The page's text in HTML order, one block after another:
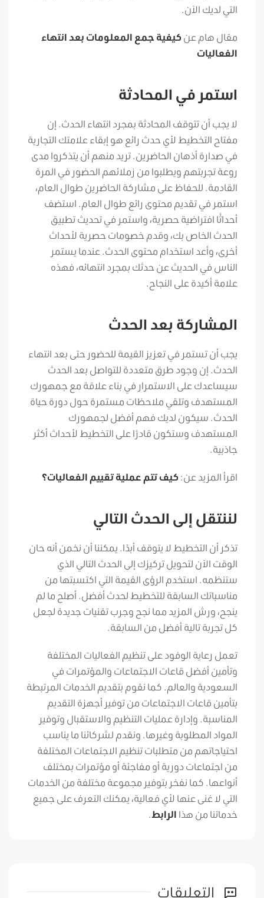
التي لديك الآن.
مقال هام عنكيفية جمع المعلومات بعد انتهاء
الفعاليات
استمر في المحادثة
لا يجب أن تتوقف المحادثة بمجرد انتهاء الحدث. إن
مفتاح التخطيط لأي حدث رائع هو إبقاء علامتك التجارية
في صدارة أذهان الحاضرين. تريد منهم أن يتذكروا مدى
روعة تجربتهم ويطلبوا من زملائهم الحضور في المرة
القادمة. للحفاظ على مشاركة الحاضرين طوال العام،
استمر في تقديم محتوى رائع طوال العام. استضف
أحداثًا افتراضية حصرية، واستمر في تحديث تطبيق
الحدث الخاص بك، وقدم خصومات حصرية لأحداث
أخرى، وأعد استخدام محتوى الحدث. عندما يستمر
الناس في الحديث عن حدثك بمجرد انتهائه، فهذه
علامة أكيدة على النجاح.
المشاركة بعد الحدث
يجب أن تستمر في تعزيز القيمة للحضور حتى بعد انتهاء
الحدث. إن وجود طرق متعددة للتواصل بعد الحدث
سيساعدك على الاستمرار في بناء علاقة مع جمهورك
المستهدف وتلقي ملاحظات مستمرة حول دورة حياة
الحدث. سيكون لديك فهم أفضل لجمهورك
المستهدف وستكون قادرًا على التخطيط لأحداث أكثر
جاذبية.
اقرأ المزيد عن:كيف تتم عملية تقييم الفعاليات؟
لننتقل إلى الحدث التالي
تذكر أن التخطيط لا يتوقف أبدًا. يمكننا أن نخمن أنه حان
الوقت الآن لتحويل تركيزك إلى الحدث التالي الذي
ستنظمه. استخدم الرؤى القيمة التي اكتسبتها من
مناسباتك السابقة للتخطيط لحدث أفضل. أصلح ما لم
ينجح، ورش المزيد مما نجح وجرب تقنيات جديدة لجعل
كل تجربة تالية أفضل من السابقة.
تعمل رعاية الوفود على تنظيم الفعاليات المختلفة
وتأمين أفضل قاعات الاجتماعات والمؤتمرات في
السعودية والعالم. كما نقوم بتقديم الخدمات المرتبطة
بتأمين قاعات الاجتماعات من توفير أجهزة التقديم
المناسبة. وإدارة عمليات التنظيم والاستقبال وتوفير
المواد المطلوبة وغيرها. ونقدم لشركائنا ما يناسب
احتياجاتهم من متطلبات تنظيم الاجتماعات المختلفة
من اجتماعات دورية أو مفاجئة أو مؤتمرات بمختلف
أنواعها. كما نفخر بتوفير مجموعة مختلفة من الخدمات
التي لا غنى عنها لأي فعالية، يمكنك التعرف على جميع
خدماتنا من هذا الرابط.
التعليقات